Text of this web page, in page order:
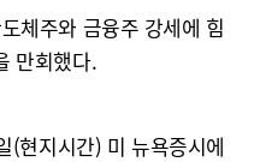
체주와 금융주 강세에 힘
만회했다.
(현지시간) 미 뉴욕증시에